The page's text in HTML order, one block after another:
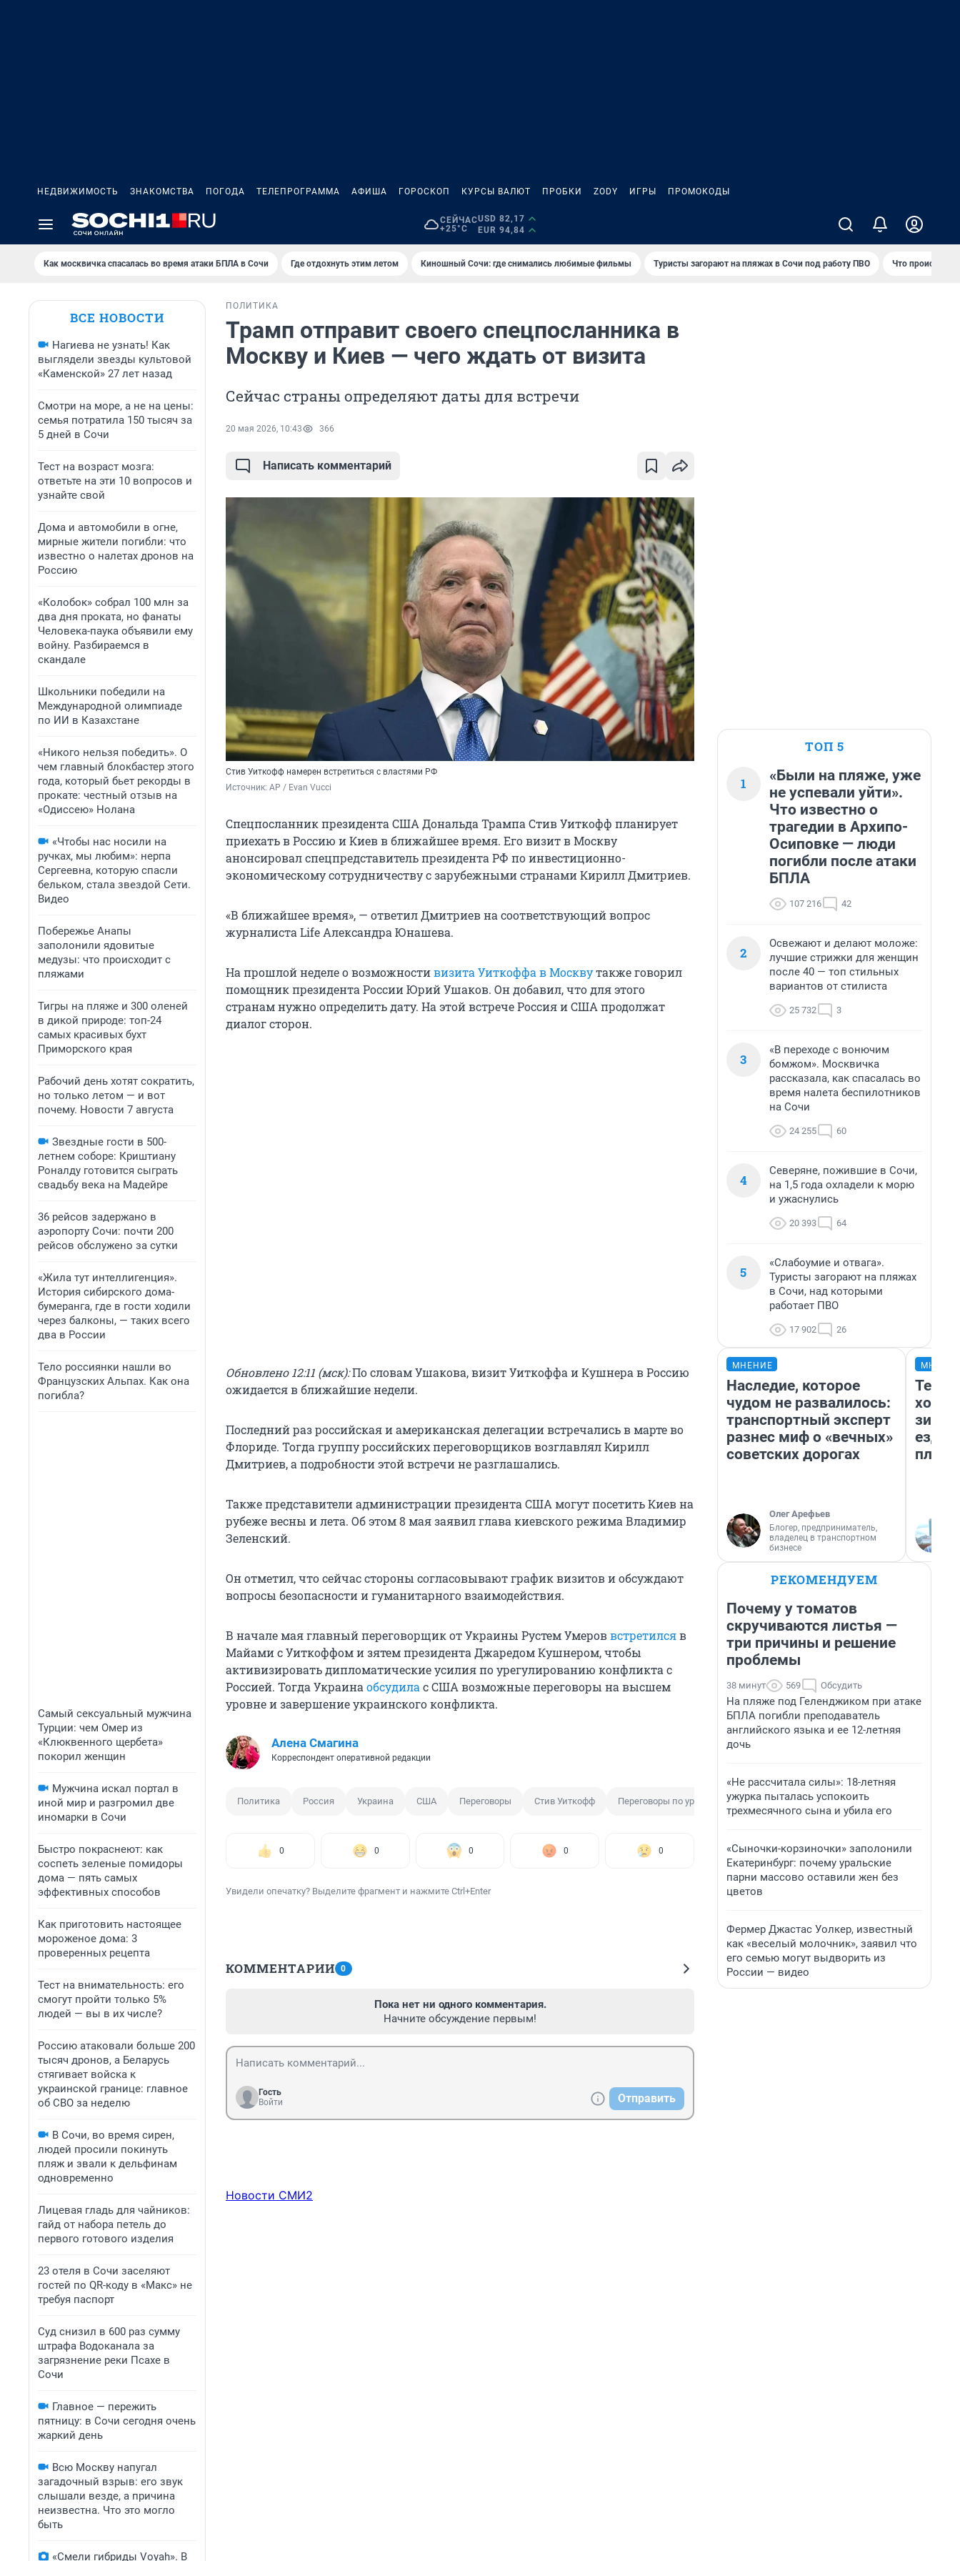
НЕДВИЖИМОСТЬ ЗНАКОМСТВА ПОГОДА ТЕЛЕПРОГРАММА АФИША ГОРОСКОП КУРСЫ ВАЛЮТ ПРОБКИ ZODY ИГРЫ ПРОМОКОДЫ
СЕЙЧАС
+25°C
USD 82,17
EUR 94,84
Как москвичка спасалась во время атаки БПЛА в Сочи Где отдохнуть этим летом Киношный Сочи: где снимались любимые фильмы Туристы загорают на пляжах в Сочи под работу ПВО Что происходит
ВСЕ НОВОСТИ
Нагиева не узнать! Как
выглядели звезды культовой
«Каменской» 27 лет назад
Смотри на море, а не на цены:
семья потратила 150 тысяч за
5 дней в Сочи
Тест на возраст мозга:
ответьте на эти 10 вопросов и
узнайте свой
Дома и автомобили в огне,
мирные жители погибли: что
известно о налетах дронов на
Россию
«Колобок» собрал 100 млн за
два дня проката, но фанаты
Человека-паука объявили ему
войну. Разбираемся в
скандале
Школьники победили на
Международной олимпиаде
по ИИ в Казахстане
«Никого нельзя победить». О
чем главный блокбастер этого
года, который бьет рекорды в
прокате: честный отзыв на
«Одиссею» Нолана
«Чтобы нас носили на
ручках, мы любим»: нерпа
Сергеевна, которую спасли
бельком, стала звездой Сети.
Видео
Побережье Анапы
заполонили ядовитые
медузы: что происходит с
пляжами
Тигры на пляже и 300 оленей
в дикой природе: топ-24
самых красивых бухт
Приморского края
Рабочий день хотят сократить,
но только летом — и вот
почему. Новости 7 августа
Звездные гости в 500-
летнем соборе: Криштиану
Роналду готовится сыграть
свадьбу века на Мадейре
36 рейсов задержано в
аэропорту Сочи: почти 200
рейсов обслужено за сутки
«Жила тут интеллигенция».
История сибирского дома-
бумеранга, где в гости ходили
через балконы, — таких всего
два в России
Тело россиянки нашли во
Французских Альпах. Как она
погибла?
Самый сексуальный мужчина
Турции: чем Омер из
«Клюквенного щербета»
покорил женщин
Мужчина искал портал в
иной мир и разгромил две
иномарки в Сочи
Быстро покраснеют: как
соспеть зеленые помидоры
дома — пять самых
эффективных способов
Как приготовить настоящее
мороженое дома: 3
проверенных рецепта
Тест на внимательность: его
смогут пройти только 5%
людей — вы в их числе?
Россию атаковали больше 200
тысяч дронов, а Беларусь
стягивает войска к
украинской границе: главное
об СВО за неделю
В Сочи, во время сирен,
людей просили покинуть
пляж и звали к дельфинам
одновременно
Лицевая гладь для чайников:
гайд от набора петель до
первого готового изделия
23 отеля в Сочи заселяют
гостей по QR-коду в «Макс» не
требуя паспорт
Суд снизил в 600 раз сумму
штрафа Водоканала за
загрязнение реки Псахе в
Сочи
Главное — пережить
пятницу: в Сочи сегодня очень
жаркий день
Всю Москву напугал
загадочный взрыв: его звук
слышали везде, а причина
неизвестна. Что это могло
быть
«Смели гибриды Voyah». В
ПОЛИТИКА
Трамп отправит своего спецпосланника в
Москву и Киев — чего ждать от визита
Сейчас страны определяют даты для встречи
20 мая 2026, 10:43 366
Написать комментарий
Стив Уиткофф намерен встретиться с властями РФ
Источник: AP / Evan Vucci
Cпецпосланник президента США Дональда Трампа Стив Уиткофф планирует
приехать в Россию и Киев в ближайшее время. Его визит в Москву
анонсировал спецпредставитель президента РФ по инвестиционно-
экономическому сотрудничеству с зарубежными странами Кирилл Дмитриев.
«В ближайшее время», — ответил Дмитриев на соответствующий вопрос
журналиста Life Александра Юнашева.
На прошлой неделе о возможностивизита Уиткоффа в Москвутакже говорил
помощник президента России Юрий Ушаков. Он добавил, что для этого
странам нужно определить дату. На этой встрече Россия и США продолжат
диалог сторон.
Обновлено 12:11 (мск):По словам Ушакова, визит Уиткоффа и Кушнера в Россию
ожидается в ближайшие недели.
Последний раз российская и американская делегации встречались в марте во
Флориде. Тогда группу российских переговорщиков возглавлял Кирилл
Дмитриев, а подробности этой встречи не разглашались.
Также представители администрации президента США могут посетить Киев на
рубеже весны и лета. Об этом 8 мая заявил глава киевского режима Владимир
Зеленский.
Он отметил, что сейчас стороны согласовывают график визитов и обсуждают
вопросы безопасности и гуманитарного взаимодействия.
В начале мая главный переговорщик от Украины Рустем Умероввстретилсяв
Майами с Уиткоффом и зятем президента Джаредом Кушнером, чтобы
активизировать дипломатические усилия по урегулированию конфликта с
Россией. Тогда Украина обсудила с США возможные переговоры на высшем
уровне и завершение украинского конфликта.
Алена Смагина
Корреспондент оперативной редакции
Политика Россия Украина США Переговоры Стив Уиткофф Переговоры по урегулированию
0 0 0 0 0
Увидели опечатку? Выделите фрагмент и нажмите Ctrl+Enter
КОММЕНТАРИИ 0
Пока нет ни одного комментария.
Начните обсуждение первым!
Гость
Войти
Отправить
Новости СМИ2
ТОП 5
1
«Были на пляже, уже
не успевали уйти».
Что известно о
трагедии в Архипо-
Осиповке — люди
погибли после атаки
БПЛА
107 216 42
2
Освежают и делают моложе:
лучшие стрижки для женщин
после 40 — топ стильных
вариантов от стилиста
25 732 3
3
«В переходе с вонючим
бомжом». Москвичка
рассказала, как спасалась во
время налета беспилотников
на Сочи
24 255 60
4
Северяне, пожившие в Сочи,
на 1,5 года охладели к морю
и ужаснулись
20 393 64
5
«Слабоумие и отвага».
Туристы загорают на пляжах
в Сочи, над которыми
работает ПВО
17 902 26
МНЕНИЕ
Наследие, которое
чудом не развалилось:
транспортный эксперт
разнес миф о «вечных»
советских дорогах
Олег Арефьев
Блогер, предприниматель,
владелец в транспортном
бизнесе
ездит
РЕКОМЕНДУЕМ
Почему у томатов
скручиваются листья —
три причины и решение
проблемы
38 минут 569 Обсудить
На пляже под Геленджиком при атаке
БПЛА погибли преподаватель
английского языка и ее 12-летняя
дочь
«Не рассчитала силы»: 18-летняя
ужурка пыталась успокоить
трехмесячного сына и убила его
«Сыночки-корзиночки» заполонили
Екатеринбург: почему уральские
парни массово оставили жен без
цветов
Фермер Джастас Уолкер, известный
как «веселый молочник», заявил что
его семью могут выдворить из
России — видео